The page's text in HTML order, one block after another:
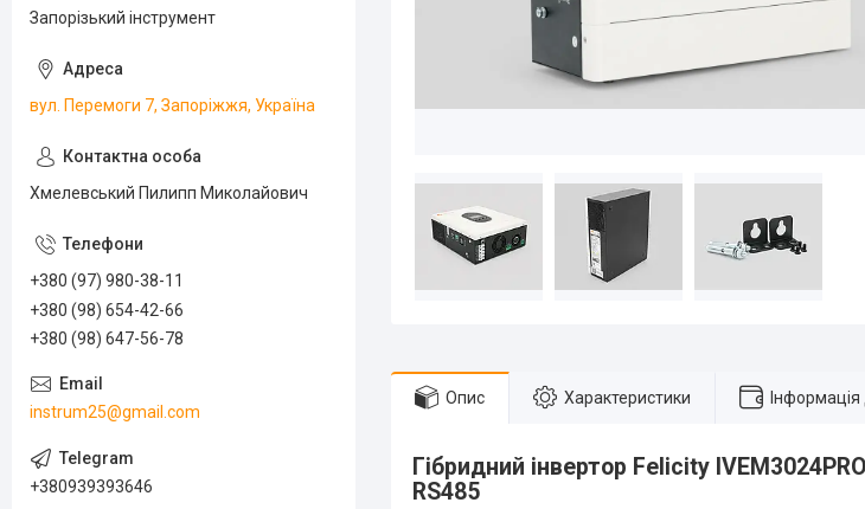
Опис Характеристики
Гібридний інвертор Felicity
RS485
Запорізький інструмент
вул. Перемоги 7, Запоріжжя, Україна
Хмелевський Пилипп Миколайович
+380 (97) 980-38-11
+380 (98) 654-42-66
+380 (98) 647-56-78
instrum25@gmail.com
+380939393646